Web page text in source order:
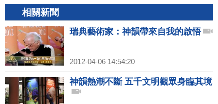
相關新聞
瑞典藝術家：神韻帶來自我的啟悟
2012-04-06 14:54:20
神韻熱潮不斷 五千文明觀眾身臨其境